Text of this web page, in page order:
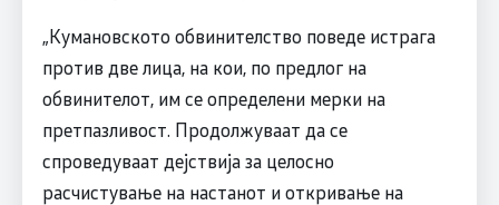
„Кумановското обвинителство поведе истрага
против две лица, на кои, по предлог на
обвинителот, им се определени мерки на
претпазливост. Продолжуваат да се
спроведуваат дејствија за целосно
расчистување на настанот и откривање на